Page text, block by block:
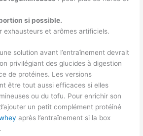
si possible.
exhausteurs et arômes artificiels.
solution avant l’entraînement devrait
privilégiant des glucides à digestion
de protéines. Les versions
être tout aussi efficaces si elles
ou du tofu. Pour enrichir son
un petit complément protéiné
après l’entraînement si la box